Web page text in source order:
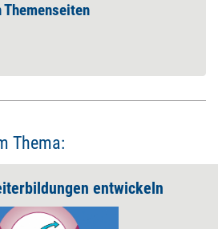
Themenseiten
Thema:
entwickeln